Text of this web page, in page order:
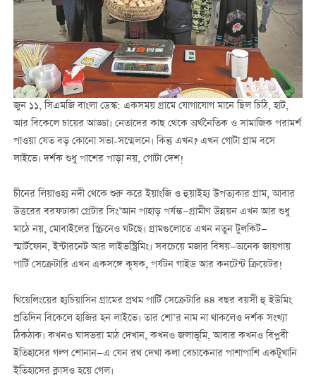
জুন ১১, সিএমজি বাংলা ডেস্ক: একসময় গ্রামে যোগাযোগ মানে ছিল চিঠি, হাট,
আর বিকেলে চায়ের আড্ডা। নেতাদের কাছ থেকে অর্থনৈতিক ও সামাজিক পরামর্শ
পাওয়া যেত বড় কোনো সভা-সম্মেলনে। কিন্তু এখন? এখন গোটা গ্রাম বসে
লাইভে। দর্শক শুধু পাশের পাড়া নয়, গোটা দেশ!
চীনের লিয়াওহ্য নদী থেকে শুরু করে ইয়াংজি ও হুয়াইহ্য উপত্যকার গ্রাম, আবার
উত্তরের বরফঢাকা গ্রেটার সিং’আন পাহাড় পর্যন্ত—গ্রামীণ উন্নয়ন এখন আর শুধু
মাঠে নয়, মোবাইলের স্ক্রিনেও ঘটছে। গ্রামগুলোতে এখন নতুন টুলকিট—
স্মার্টফোন, ইন্টারনেট আর লাইভস্ট্রিমিং। সবচেয়ে মজার বিষয়—অনেক জায়গায়
পার্টি সেক্রেটারি এখন একসঙ্গে কৃষক, পর্যটন গাইড আর কনটেন্ট ক্রিয়েটর!
থিয়েলিংয়ের হ্যচিয়াসিন গ্রামের প্রথম পার্টি সেক্রেটারি ৪৪ বছর বয়সী হু ইউমিং
প্রতিদিন বিকেলে হাজির হন লাইভে। তার শো’র নাম না থাকলেও দর্শক সংখ্যা
ঠিকঠাক। কখনও ঘাসভরা মাঠ দেখান, কখনও জলাভূমি, আবার কখনও বিপ্লবী
ইতিহাসের গল্প শোনান—এ যেন রথ দেখা কলা বেচাকেনার পাশাপাশি একটুখানি
ইতিহাসের ক্লাসও হয়ে গেল।